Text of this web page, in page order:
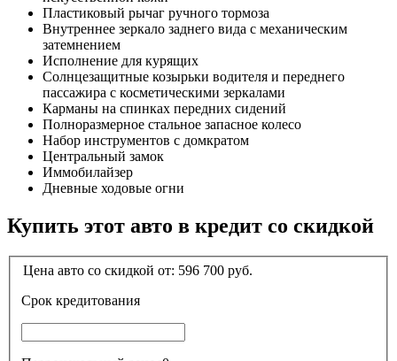
Пластиковый рычаг ручного тормоза
Внутреннее зеркало заднего вида с механическим
затемнением
Исполнение для курящих
Солнцезащитные козырьки водителя и переднего
пассажира с косметическими зеркалами
Карманы на спинках передних сидений
Полноразмерное стальное запасное колесо
Набор инструментов с домкратом
Центральный замок
Иммобилайзер
Дневные ходовые огни
Купить этот авто в кредит со скидкой
Цена авто со скидкой от: 596 700 руб.
Срок кредитования